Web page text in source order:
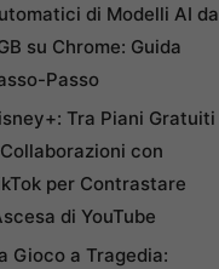
di Modelli AI da
su Chrome: Guida
Passo
Tra Piani Gratuiti
con
per Contrastare
di YouTube
Gioco a Tragedia: